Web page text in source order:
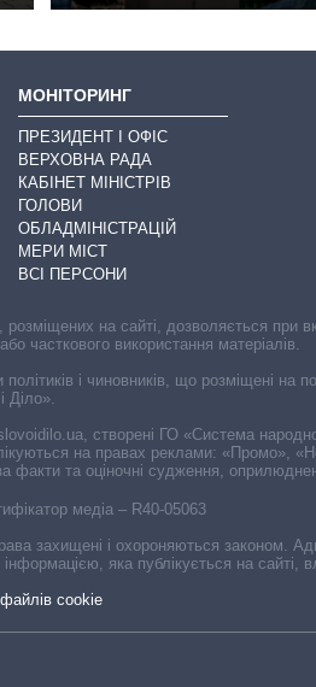
МОНІТОРИНГ
ПРЕЗИДЕНТ І ОФІС
ВЕРХОВНА РАДА
КАБІНЕТ МІНІСТРІВ
ГОЛОВИ
ОБЛАДМІНІСТРАЦІЙ
МЕРИ МІСТ
ВСІ ПЕРСОНИ
медіа – R40-05063
захищені і охороняються законом.
яка публікується на сайті,
cookie
розміщених на сайті, дозволяється
часткового використання матеріалів.
політиків і чиновників, що розміщені
Діло».
slovoidilo.ua, створені ГО «Система
на правах реклами: «Промо»,
факти та оціночні судження,